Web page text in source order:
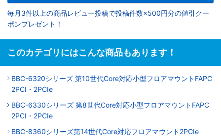
毎月3件以上の商品レビュー投稿で投稿件数×500円分の値引クー
ポンプレゼント！
このカテゴリにはこんな商品もあります！
BBC-6320シリーズ 第10世代Core対応小型フロアマウントFAPC
2PCI・2PCIe
BBC-6330シリーズ 第8世代Core対応小型フロアマウントFAPC
2PCI・2PCIe
BBC-8360シリーズ第14世代Core対応フロアマウント2PCIe